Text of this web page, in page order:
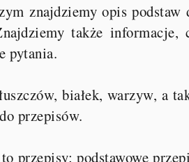
znajdziemy opis podstaw
także
pytania.
białek, warzyw, a
przepisów.
przepisy: podstawowe